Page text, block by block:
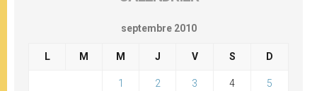
septembre 2010
L M M J V S D
1 2 3 4 5